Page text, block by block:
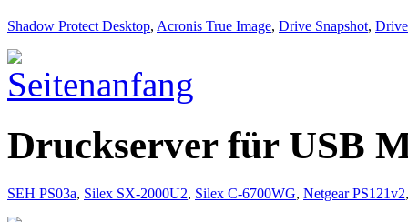
Shadow Protect Desktop, Acronis True Image, Drive Snapshot,
Druckserver für USB
SEH PS03a, Silex SX-2000U2, Silex C-6700WG, Netgear PS121v2